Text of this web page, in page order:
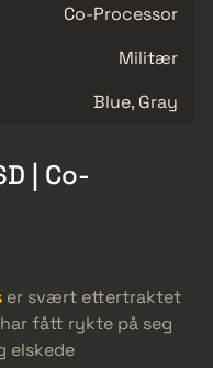
Co-Processor
Militær
Blue, Gray
| Co-
er svært ettertraktet
fått rykte på seg
elskede